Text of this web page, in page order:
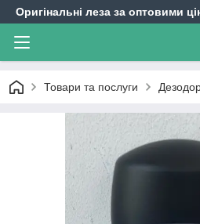
Оригінальні леза за оптовими
Товари та послуги